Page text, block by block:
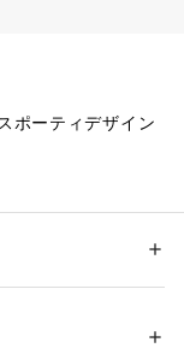
ポーティデザイン
ンパクトな見た目
革  本体（裏地）：